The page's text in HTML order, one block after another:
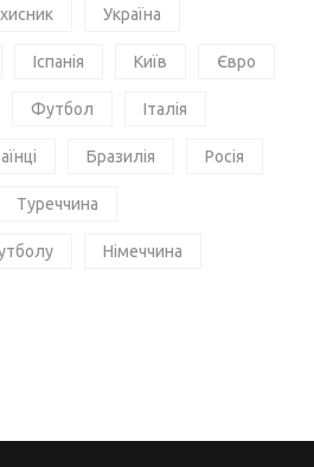
Україна
Іспанія Київ Євро
Футбол Італія
Бразилія Росія
Туреччина
Німеччина